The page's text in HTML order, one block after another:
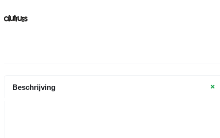
Beschrijving +